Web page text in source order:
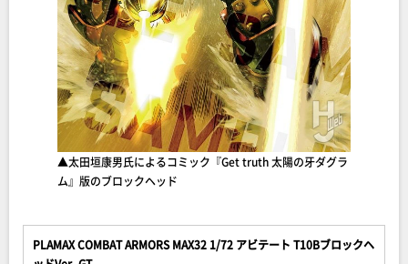
▲太田垣康男氏によるコミック『Get truth 太陽の牙ダグラ
ム』版のブロックヘッド
PLAMAX COMBAT ARMORS MAX32 1/72 アビテート T10Bブロックヘ